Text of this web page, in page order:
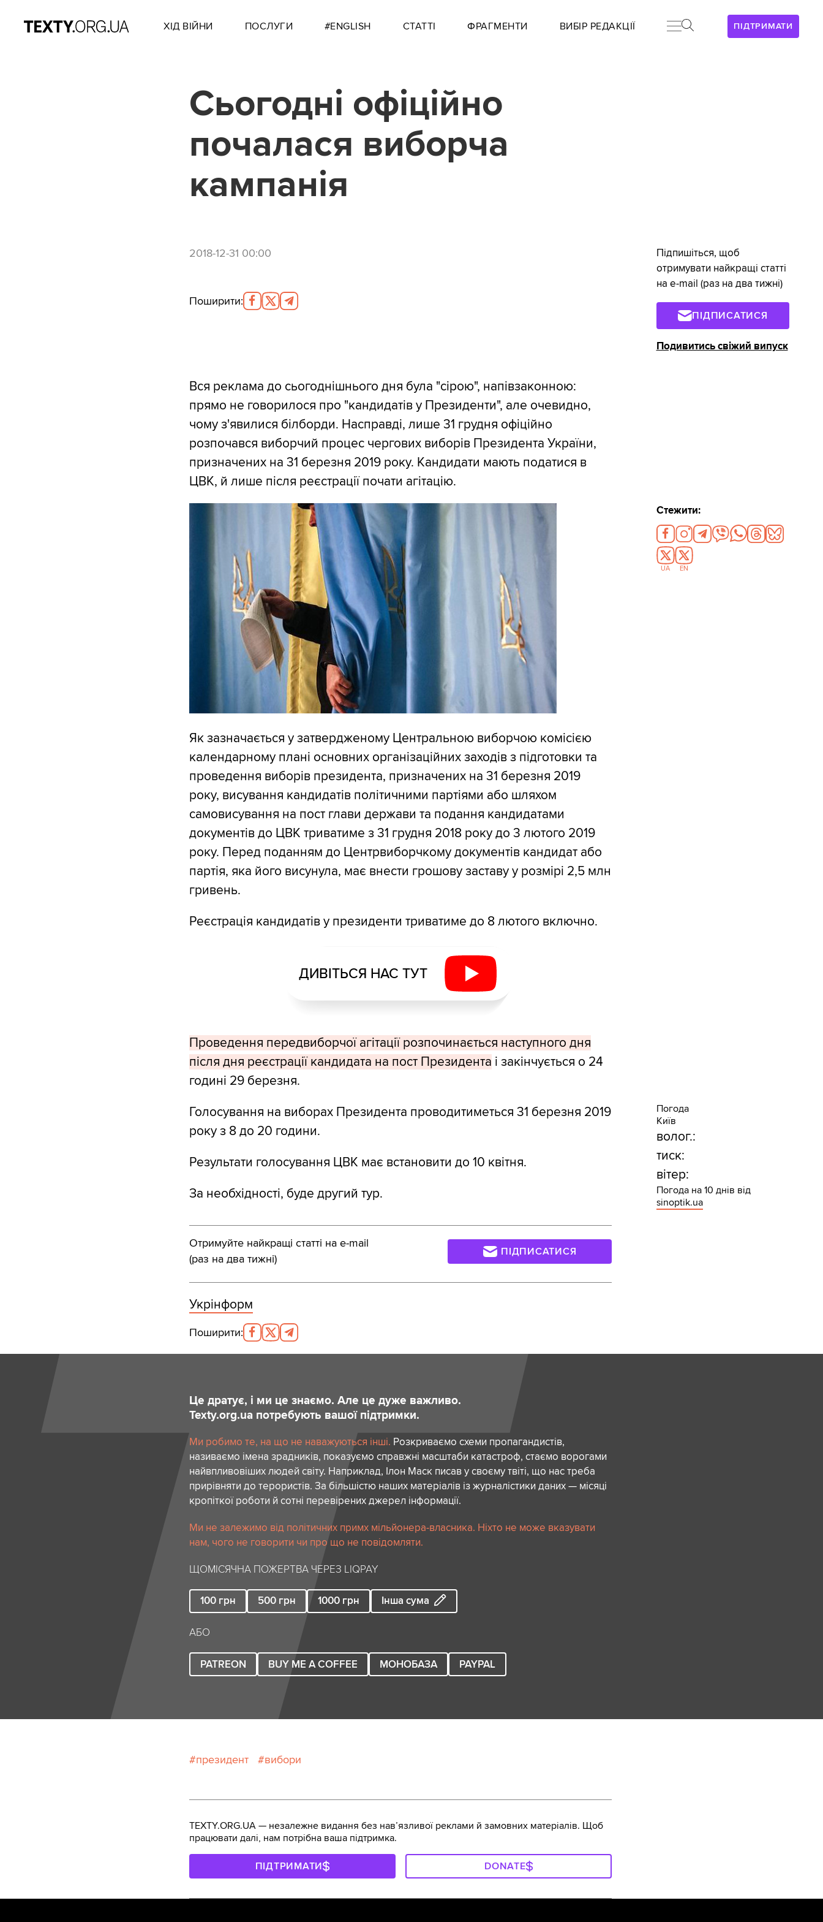
ПІДТРИМАТИ
ХІД ВІЙНИ ПОСЛУГИ #ENGLISH СТАТТІ ФРАГМЕНТИ ВИБІР РЕДАКЦІЇ
Сьогодні офіційно
почалася виборча
кампанія
2018-12-31 00:00
Поширити:
Вся реклама до сьогоднішнього дня була "сірою", напівзаконною:
прямо не говорилося про "кандидатів у Президенти", але очевидно,
чому з'явилися білборди. Насправді, лише 31 грудня офіційно
розпочався виборчий процес чергових виборів Президента України,
призначених на 31 березня 2019 року. Кандидати мають податися в
ЦВК, й лише після реєстрації почати агітацію.
Як зазначається у затвердженому Центральною виборчою комісією
календарному плані основних організаційних заходів з підготовки та
проведення виборів президента, призначених на 31 березня 2019
року, висування кандидатів політичними партіями або шляхом
самовисування на пост глави держави та подання кандидатами
документів до ЦВК триватиме з 31 грудня 2018 року до 3 лютого 2019
року. Перед поданням до Центрвиборчкому документів кандидат або
партія, яка його висунула, має внести грошову заставу у розмірі 2,5 млн
гривень.
Реєстрація кандидатів у президенти триватиме до 8 лютого включно.
ДИВІТЬСЯ НАС ТУТ
Проведення передвиборчої агітації розпочинається наступного дня
після дня реєстрації кандидата на пост Президента і закінчується о 24
годині 29 березня.
Голосування на виборах Президента проводитиметься 31 березня 2019
року з 8 до 20 години.
Результати голосування ЦВК має встановити до 10 квітня.
За необхідності, буде другий тур.
Отримуйте найкращі статті на e-mail
(раз на два тижні)
ПІДПИСАТИСЯ
Укрінформ
Поширити:
Це дратує, і ми це знаємо. Але це дуже важливо.
Texty.org.ua потребують вашої підтримки.
Ми робимо те, на що не наважуються інші. Розкриваємо схеми пропагандистів,
називаємо імена зрадників, показуємо справжні масштаби катастроф, стаємо ворогами
найвпливовіших людей світу. Наприклад, Ілон Маск писав у своєму твіті, що нас треба
прирівняти до терористів. За більшістю наших матеріалів із журналістики даних — місяці
кропіткої роботи й сотні перевірених джерел інформації.
Ми не залежимо від політичних примх мільйонера-власника. Ніхто не може вказувати
нам, чого не говорити чи про що не повідомляти.
ЩОМІСЯЧНА ПОЖЕРТВА ЧЕРЕЗ LIQPAY
100 грн 500 грн 1000 грн Інша сума
АБО
PATREON BUY ME A COFFEE МОНОБАЗА PAYPAL
президент вибори
Підпишіться, щоб
отримувати найкращі статті
на e-mail (раз на два тижні)
ПІДПИСАТИСЯ
Подивитись свіжий випуск
Стежити:
UA EN
Погода
Київ
волог.:
тиск:
вітер:
Погода на 10 днів від
sinoptik.ua
TEXTY.ORG.UA — незалежне видання без навʼязливої реклами й замовних матеріалів. Щоб
працювати далі, нам потрібна ваша підтримка.
ПІДТРИМАТИ DONATE